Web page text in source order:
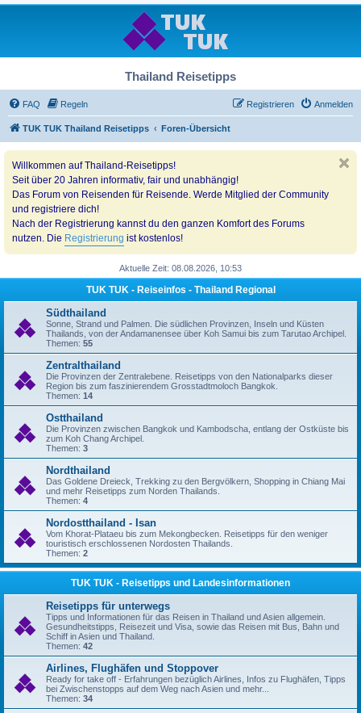
Thailand Reisetipps
FAQ Regeln Anmelden
Registrieren
TUK TUK Thailand Reisetipps Foren-Übersicht
Willkommen auf Thailand-Reisetipps!
Seit über 20 Jahren informativ, fair und unabhängig!
Das Forum von Reisenden für Reisende. Werde Mitglied der Community
und registriere dich!
Nach der Registrierung kannst du den ganzen Komfort des Forums
nutzen. Die Registrierung ist kostenlos!
Aktuelle Zeit: 08.08.2026, 10:53
TUK TUK - Reiseinfos - Thailand Regional
Südthailand
Sonne, Strand und Palmen. Die südlichen Provinzen, Inseln und Küsten
Thailands, von der Andamanensee über Koh Samui bis zum Tarutao Archipel.
Themen: 55
Zentralthailand
Die Provinzen der Zentralebene. Reisetipps von den Nationalparks dieser
Region bis zum faszinierendem Grosstadtmoloch Bangkok.
Themen: 14
Ostthailand
Die Provinzen zwischen Bangkok und Kambodscha, entlang der Ostküste bis
zum Koh Chang Archipel.
Themen: 3
Nordthailand
Das Goldene Dreieck, Trekking zu den Bergvölkern, Shopping in Chiang Mai
und mehr Reisetipps zum Norden Thailands.
Themen: 4
Nordostthailand - Isan
Vom Khorat-Plataeu bis zum Mekongbecken. Reisetipps für den weniger
touristisch erschlossenen Nordosten Thailands.
Themen: 2
TUK TUK - Reisetipps und Landesinformationen
Reisetipps für unterwegs
Tipps und Informationen für das Reisen in Thailand und Asien allgemein.
Gesundheitstipps, Reisezeit und Visa, sowie das Reisen mit Bus, Bahn und
Schiff in Asien und Thailand.
Themen: 42
Airlines, Flughäfen und Stoppover
Ready for take off - Erfahrungen bezüglich Airlines, Infos zu Flughäfen, Tipps
bei Zwischenstopps auf dem Weg nach Asien und mehr...
Themen: 34